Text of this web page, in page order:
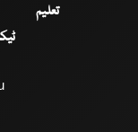
تعلیم